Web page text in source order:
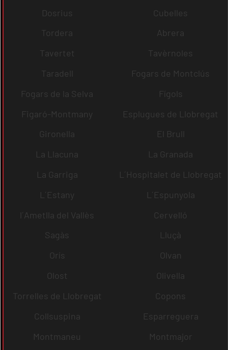
Dosrius
Cubelles
Tordera
Abrera
Tavertet
Tavèrnoles
Taradell
Fogars de Montclús
Fogars de la Selva
Fígols
Figaró-Montmany
Esplugues de Llobregat
Gironella
El Brull
La Llacuna
La Granada
La Garriga
L´Hospitalet de Llobregat
L´Estany
L´Espunyola
l´Ametlla del Vallès
Cervelló
Sagàs
Lluçà
Orís
Olvan
Olost
Olivella
Torrelles de Llobregat
Copons
Collsuspina
Esparreguera
Montmaneu
Montmajor